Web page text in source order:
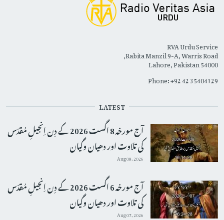
RVA Urdu Service
Rabita Manzil 9-A, Warris Road,
Lahore, Pakistan 54000
Phone: +92 42 35404129
LATEST
آج مورخہ 8 اگست 2026 کے دِن اِنجیلِ مُقدّس
کی تلاوت اور دھیان وگیان
Aug 08, 2026
آج مورخہ 6 اگست 2026 کے دِن اِنجیلِ مُقدّس
کی تلاوت اور دھیان وگیان
Aug 07, 2026